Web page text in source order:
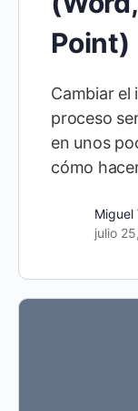
Point)
Cambiar el
proceso
en unos
cómo
Miguel
julio